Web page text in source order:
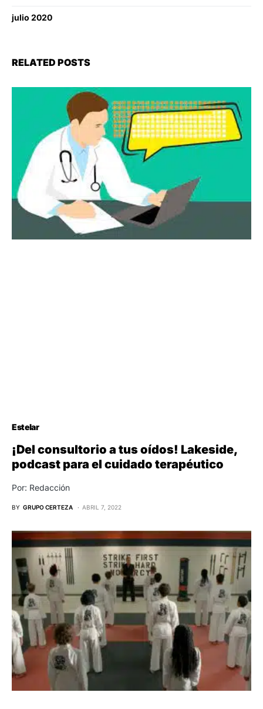
julio 2020
RELATED POSTS
Estelar
¡Del consultorio a tus oídos! Lakeside,
podcast para el cuidado terapéutico
Por: Redacción
BY GRUPO CERTEZA ABRIL 7, 2022